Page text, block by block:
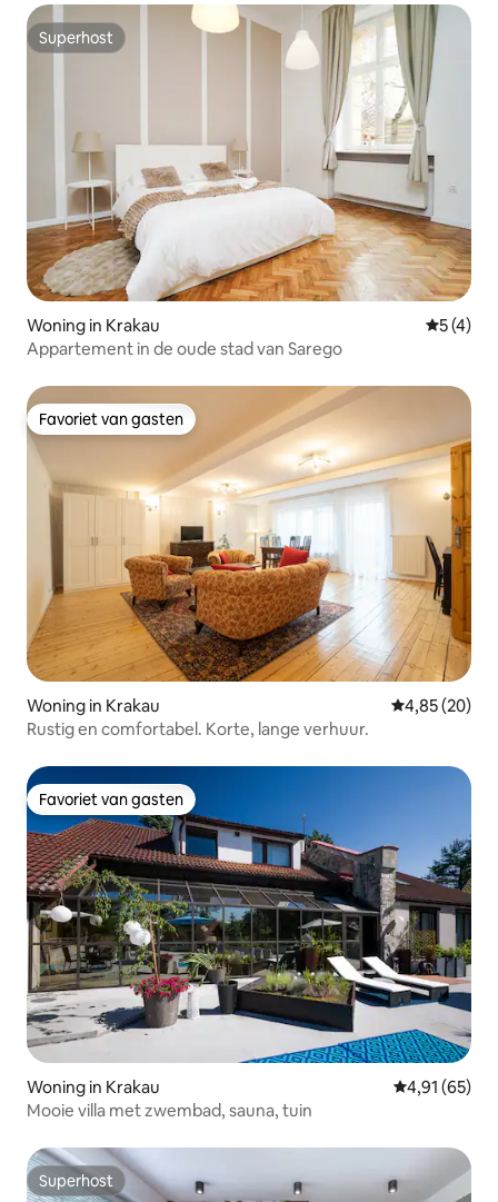
Superhost
Superhost
Woning in Krakau
5 (4)
Appartement in de oude stad van Sarego
Favoriet van gasten
Favoriet van gasten
Woning in Krakau Gemiddelde
4,85 (20)
Rustig en comfortabel. Korte, lange verhuur.
Favoriet van gasten
Favoriet van gasten
Woning in Krakau Gemiddelde
4,91 (65)
Mooie villa met zwembad, sauna, tuin
Superhost
Superhost